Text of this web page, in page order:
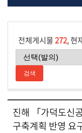
록
회
상
자
료
전체게시물272, 현
진해 「가덕도신
구축계획 반영 요